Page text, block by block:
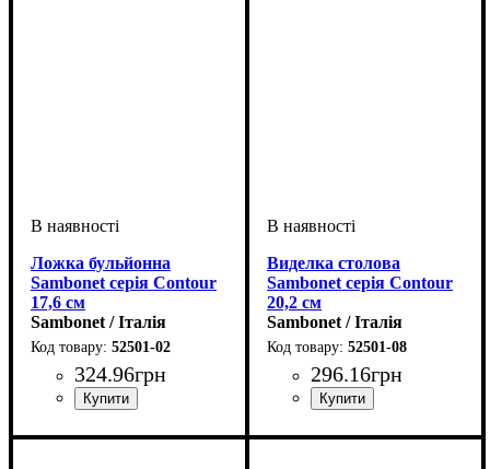
Ложка бульйонна
Sambonet серія Contour
17,6 см
Sambonet / Італія
52501-02
324.96грн
Виделка столова
Sambonet серія Contour
20,2 см
Sambonet / Італія
52501-08
296.16грн